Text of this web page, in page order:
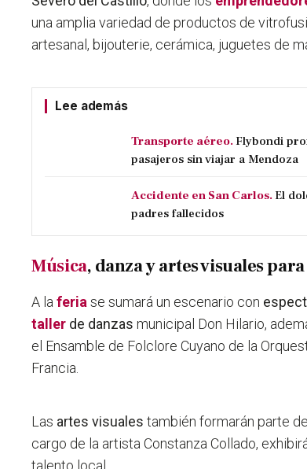
una amplia variedad de productos de
artesanal, bijouterie, cerámica, juguetes de
Lee además
Transporte aéreo. Flybondi
pasajeros sin viajar a Mendoza
Accidente en San Carlos. El
padres fallecidos
Música, danza y artes visuales
A laferiase sumará un escenario con
taller de danzas municipal Don Hilario,
el Ensamble de Folclore Cuyano de la
Francia.
Las artes visualestambién formarán parte
cargo de la artista Constanza Collado,
talento local.